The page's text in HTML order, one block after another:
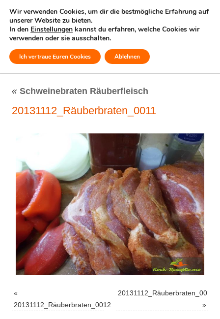
MENÜ
« Schweinebraten Räuberfleisch
20131112_Räuberbraten_0011
«
20131112_Räuberbraten_0012
20131112_Räuberbraten_0010
»
Wir verwenden Cookies, um dir die bestmögliche Erfahrung auf
unserer Website zu bieten.
In den Einstellungen kannst du erfahren, welche Cookies wir
verwenden oder sie ausschalten.
Ich vertraue Euren Cookies Ablehnen